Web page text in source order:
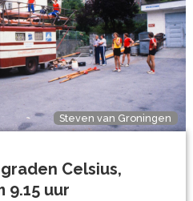
Steven van Groningen
Celsius,
9.15 uur